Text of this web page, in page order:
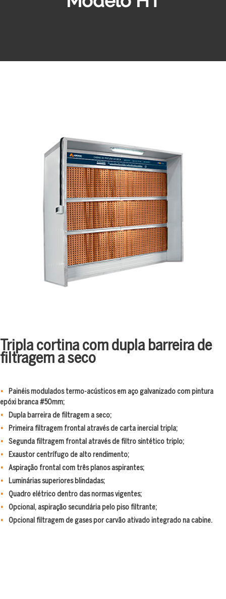
Tripla cortina com dupla barreira de
filtragem a seco
Painéis modulados termo-acústicos em aço galvanizado com pintura
epóxi branca #50mm;
Dupla barreira de filtragem a seco;
Primeira filtragem frontal através de carta inercial tripla;
Segunda filtragem frontal através de filtro sintético triplo;
Exaustor centrífugo de alto rendimento;
Aspiração frontal com três planos aspirantes;
Luminárias superiores blindadas;
Quadro elétrico dentro das normas vigentes;
Opcional, aspiração secundária pelo piso filtrante;
Opcional filtragem de gases por carvão ativado integrado na cabine.